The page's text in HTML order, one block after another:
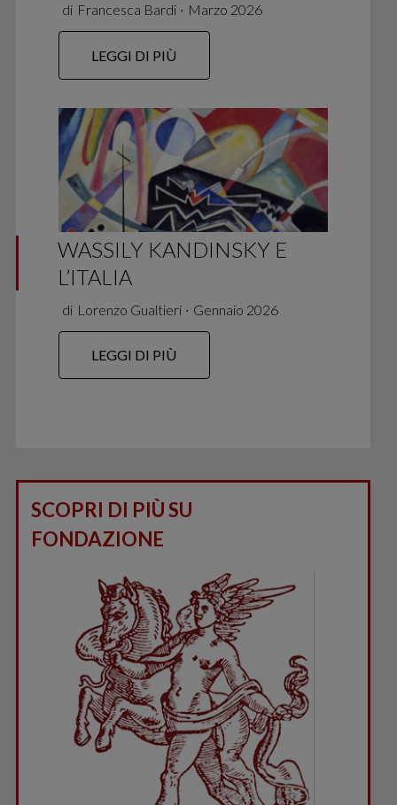
di Francesca Bardi ∙ Marzo 2026
LEGGI DI PIÙ
WASSILY KANDINSKY E
L’ITALIA
di Lorenzo Gualtieri ∙ Gennaio 2026
LEGGI DI PIÙ
SCOPRI DI PIÙ SU
FONDAZIONE